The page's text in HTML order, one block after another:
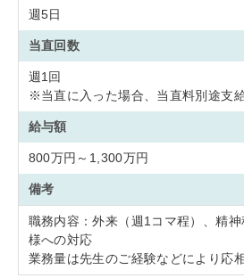
週5日
当直回数
週1回
※当直に入った場合、当直料別途支
給与額
800万円～1,300万円
備考
職務内容：外来（週1コマ程）、精
様への対応
業務量は先生のご経験などにより応